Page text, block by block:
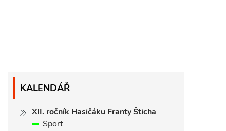
KALENDÁŘ
XII. ročník Hasičáku Franty Šticha
Sport